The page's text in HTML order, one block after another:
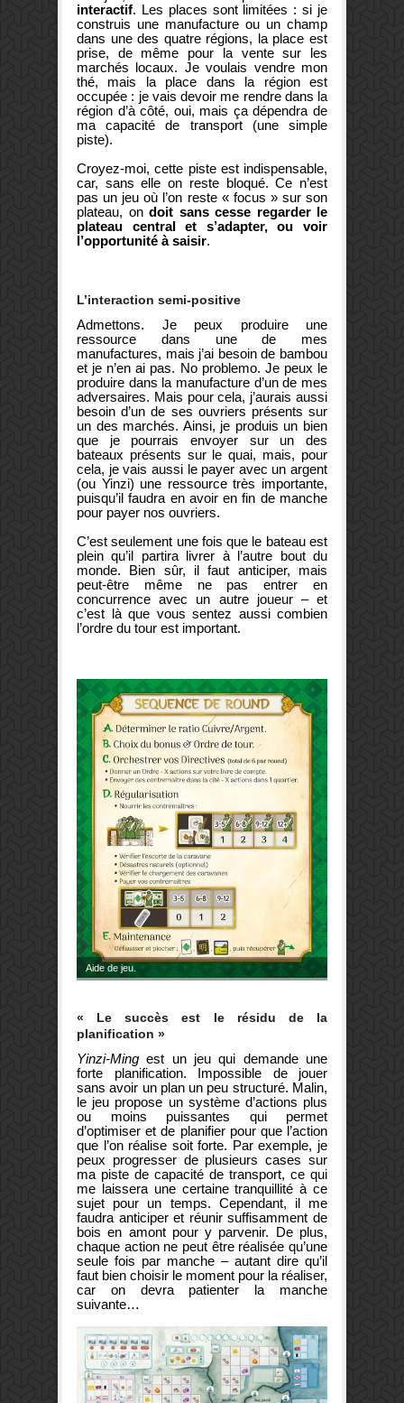
interactif. Les places sont limitées : si je
construis une manufacture ou un champ
dans une des quatre régions, la place est
prise, de même pour la vente sur les
marchés locaux. Je voulais vendre mon
thé, mais la place dans la région est
occupée : je vais devoir me rendre dans la
région d’à côté, oui, mais ça dépendra de
ma capacité de transport (une simple
piste).
Croyez-moi, cette piste est indispensable,
car, sans elle on reste bloqué. Ce n’est
pas un jeu où l’on reste « focus » sur son
plateau, ondoit sans cesse regarder le
plateau central et s’adapter, ou voir
l’opportunité à saisir.
L’interaction semi-positive
Admettons. Je peux produire une
ressource dans une de mes
manufactures, mais j’ai besoin de bambou
et je n’en ai pas. No problemo. Je peux le
produire dans la manufacture d’un de mes
adversaires. Mais pour cela, j’aurais aussi
besoin d’un de ses ouvriers présents sur
un des marchés. Ainsi, je produis un bien
que je pourrais envoyer sur un des
bateaux présents sur le quai, mais, pour
cela, je vais aussi le payer avec un argent
(ou Yinzi) une ressource très importante,
puisqu’il faudra en avoir en fin de manche
pour payer nos ouvriers.
C’est seulement une fois que le bateau est
plein qu’il partira livrer à l’autre bout du
monde. Bien sûr, il faut anticiper, mais
peut-être même ne pas entrer en
concurrence avec un autre joueur – et
c’est là que vous sentez aussi combien
l’ordre du tour est important.
Aide de jeu.
« Le succès est le résidu de la
planification »
Yinzi-Ming est un jeu qui demande une
forte planification. Impossible de jouer
sans avoir un plan un peu structuré. Malin,
le jeu propose un système d’actions plus
ou moins puissantes qui permet
d’optimiser et de planifier pour que l’action
que l’on réalise soit forte. Par exemple, je
peux progresser de plusieurs cases sur
ma piste de capacité de transport, ce qui
me laissera une certaine tranquillité à ce
sujet pour un temps. Cependant, il me
faudra anticiper et réunir suffisamment de
bois en amont pour y parvenir. De plus,
chaque action ne peut être réalisée qu’une
seule fois par manche – autant dire qu’il
faut bien choisir le moment pour la réaliser,
car on devra patienter la manche
suivante…